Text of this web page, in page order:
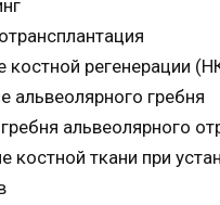
костной регенерации
альвеолярного гребня
альвеолярного
костной ткани при